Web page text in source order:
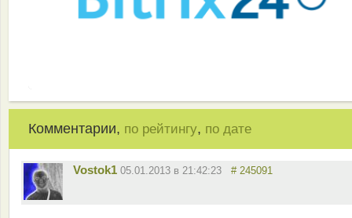
Комментарии, по рейтингу, по дате
Vostok1 05.01.2013 в 21:42:23 # 245091